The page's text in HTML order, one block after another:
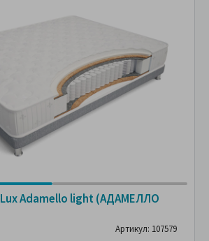
Adamello light (АДАМЕЛЛО
Артикул: 107579